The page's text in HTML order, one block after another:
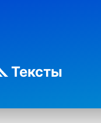
Тексты